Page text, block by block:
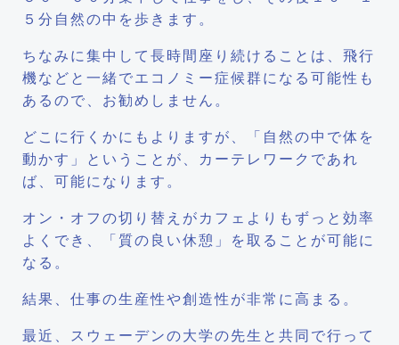
５分自然の中を歩きます。
ちなみに集中して長時間座り続けることは、飛行
機などと一緒でエコノミー症候群になる可能性も
あるので、お勧めしません。
どこに行くかにもよりますが、「自然の中で体を
動かす」ということが、カーテレワークであれ
ば、可能になります。
オン・オフの切り替えがカフェよりもずっと効率
よくでき、「質の良い休憩」を取ることが可能に
なる。
結果、仕事の生産性や創造性が非常に高まる。
最近、スウェーデンの大学の先生と共同で行って